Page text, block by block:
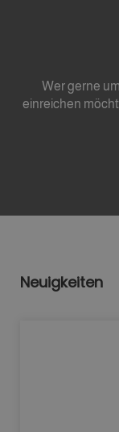
Wer gerne
einreichen
Neuigkeiten